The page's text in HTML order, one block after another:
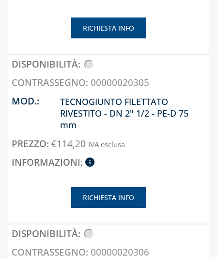
SISTEMI DI
TRATTAMENTO
DELL'ARIA
INTERCETTAZIONE
FILTRI, VALVOLE
ED
PER GASOLIO
INDICATORI DI
LIVELLO E
ACCESSORI
CAPITOLO 10
LAMPADE,
LEGHE SALDANTI
SALDATURA
RICHIESTA INFO
00000020305
TECNOGIUNTO FILETTATO
RIVESTITO - DN 2" 1/2 - PE-D 75
mm
€114,20 IVA esclusa
RICHIESTA INFO
00000020306